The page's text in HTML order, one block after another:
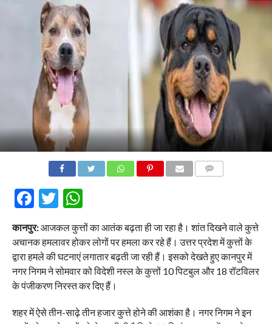
Facebook
Twitter
WhatsApp
कानपुर:आजकल कुत्तों का आतंक बढ़ता ही जा रहा है। शांत दिखने वाले कुत्ते
अचानक हमलावर होकर लोगों पर हमला कर रहे हैं। उत्तर प्रदेश में कुत्तों के
द्वारा हमले की घटनाएं लगातार बढ़ती जा रही हैं। इसको देखते हुए कानपुर में
नगर निगम ने सोमवार को विदेशी नस्ल के कुत्तों 10 पिटबुल और 18 रॉटविलर
के पंजीकरण निरस्त कर दिए हैं।
शहर में ऐसे तीन-साढ़े तीन हजार कुत्ते होने की आशंका है। नगर निगम ने इन